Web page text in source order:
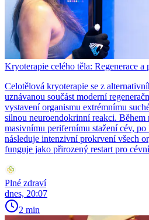
Kryoterapie celého těla: Regenerace a
Celotělová kryoterapie se z
uznávanou součást moderní
vystavení organismu extrémnímu
silnou neuroendokrinní reakci.
masivnímu perifernímu stažení cév,
následuje intenzivní prokrvení všech
funguje jako přirozený restart pro
Plné zdraví
dnes, 20:07
2 min